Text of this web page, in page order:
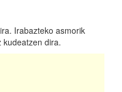
Irabazteko asmorik
kudeatzen dira.